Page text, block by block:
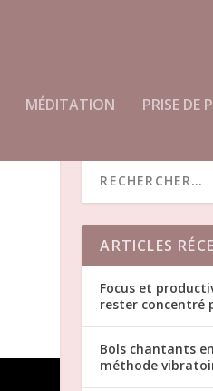
MÉDITATION PRISE DE
ARTICLES
Focus et
rester concentré
Bols chantants
méthode